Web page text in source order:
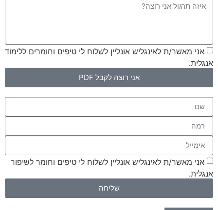
אני מאשר/ת לאינגליש אונליין לשלוח לי טיפים וחומרים ללימוד
אנגלית.
אני רוצה לקבל PDF
אני מאשר/ת לאינגליש אונליין לשלוח לי טיפים וחומר לשיפור
אנגלית.
שליחה